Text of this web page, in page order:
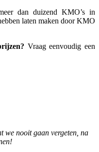
dan duizend KMO’s in
laten maken door KMO
Vraag eenvoudig een
we nooit gaan vergeten, na